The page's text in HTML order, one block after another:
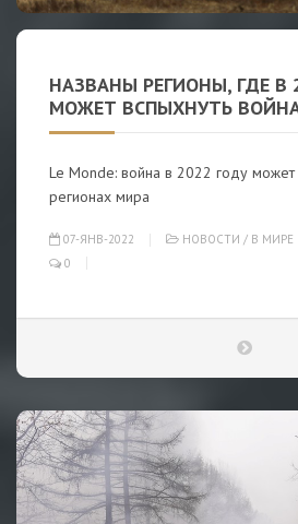
НАЗВАНЫ РЕГИОНЫ, ГДЕ В
МОЖЕТ ВСПЫХНУТЬ
Le Monde: война в 2022 году может
регионах мира
07-ЯНВ-2022 НОВОСТИ / В МИРЕ
0